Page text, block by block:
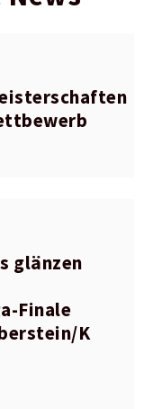
glänzen
K